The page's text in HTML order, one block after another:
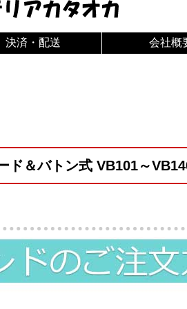
決済・配送 会社概
＆バトン式 VB101～